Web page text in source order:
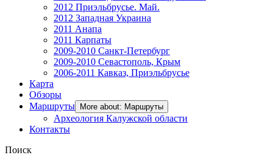
2012 Приэльбрусье. Май.
2012 Западная Украина
2011 Анапа
2011 Карпаты
2009-2010 Санкт-Петербург
2009-2010 Севастополь, Крым
2006-2011 Кавказ, Приэльбрусье
Карта
Обзоры
Маршруты
More about: Маршруты
Археология Калужской области
Контакты
Поиск